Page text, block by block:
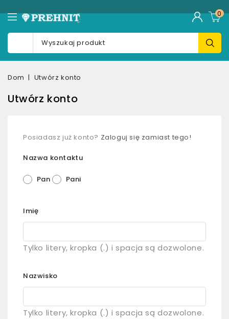
0
Dom Utwórz konto
Utwórz konto
Posiadasz już konto? Zaloguj się zamiast tego!
Nazwa kontaktu
Pan Pani
Imię
Tylko litery, kropka (.) i spacja są dozwolone.
Nazwisko
Tylko litery, kropka (.) i spacja są dozwolone.